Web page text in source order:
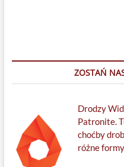
ZOSTAŃ
Drodzy
Patronite.
choćby
różne